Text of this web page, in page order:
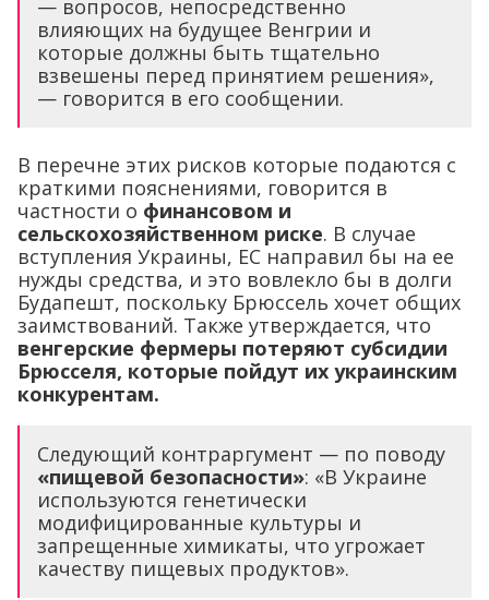
— вопросов, непосредственно
влияющих на будущее Венгрии и
которые должны быть тщательно
взвешены перед принятием решения»,
— говорится в его сообщении.
В перечне этих рисков которые подаются с
краткими пояснениями, говорится в
частности о финансовом и
сельскохозяйственном риске. В случае
вступления Украины, ЕС направил бы на ее
нужды средства, и это вовлекло бы в долги
Будапешт, поскольку Брюссель хочет общих
заимствований. Также утверждается, что
венгерские фермеры потеряют субсидии
Брюсселя, которые пойдут их украинским
конкурентам.
Следующий контраргумент — по поводу
«пищевой безопасности»: «В Украине
используются генетически
модифицированные культуры и
запрещенные химикаты, что угрожает
качеству пищевых продуктов».